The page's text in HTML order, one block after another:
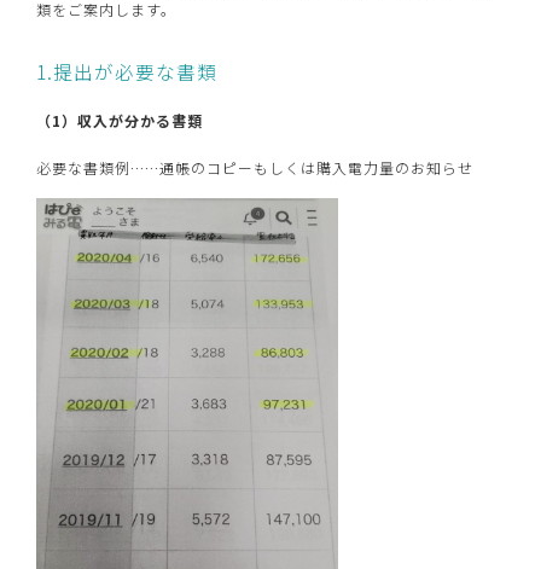
類をご案内します。
1.提出が必要な書類
（1）収入が分かる書類
必要な書類例……通帳のコピーもしくは購入電力量のお知らせ